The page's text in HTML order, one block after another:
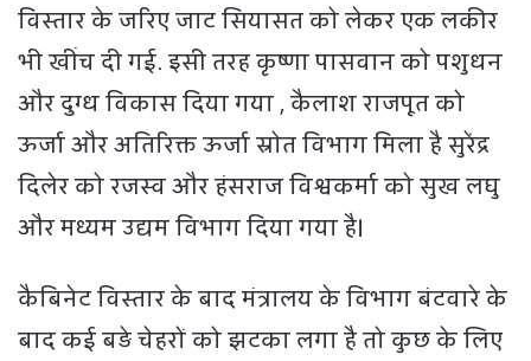
विस्तार के जरिए जाट सियासत को लेकर एक लकीर
भी खींच दी गई. इसी तरह कृष्णा पासवान को पशुधन
और दुग्ध विकास दिया गया , कैलाश राजपूत को
ऊर्जा और अतिरिक्त ऊर्जा स्रोत विभाग मिला है सुरेंद्र
दिलेर को रजस्व और हंसराज विश्वकर्मा को सुख लघु
और मध्यम उद्यम विभाग दिया गया है।
कैबिनेट विस्तार के बाद मंत्रालय के विभाग बंटवारे के
बाद कई बड़े चेहरों को झटका लगा है तो कुछ के लिए